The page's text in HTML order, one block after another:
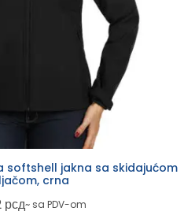
softshell jakna sa skidajućom
crna
рсд~ sa PDV-om